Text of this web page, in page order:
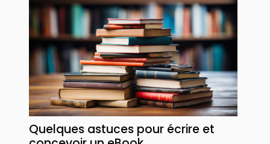
Quelques astuces pour écrire et